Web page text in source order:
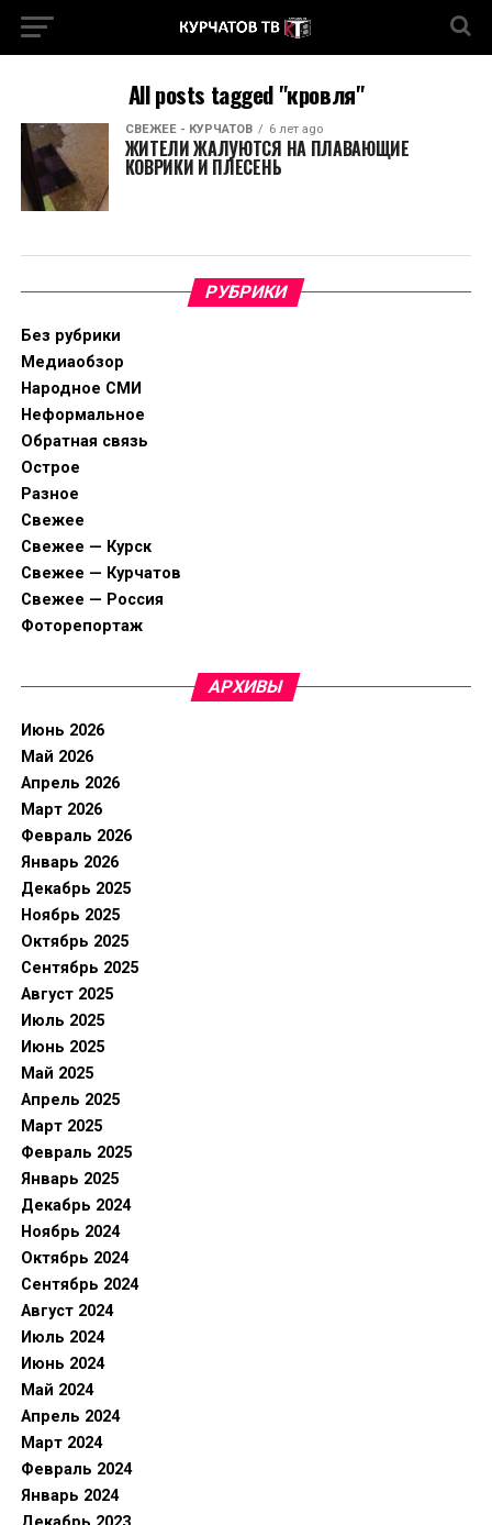
All posts tagged "кровля"
СВЕЖЕЕ - КУРЧАТОВ 6 лет ago
ЖИТЕЛИ ЖАЛУЮТСЯ НА ПЛАВАЮЩИЕ
КОВРИКИ И ПЛЕСЕНЬ
РУБРИКИ
Без рубрики
Медиаобзор
Народное СМИ
Неформальное
Обратная связь
Острое
Разное
Свежее
Свежее — Курск
Свежее — Курчатов
Свежее — Россия
Фоторепортаж
АРХИВЫ
Июнь 2026
Май 2026
Апрель 2026
Март 2026
Февраль 2026
Январь 2026
Декабрь 2025
Ноябрь 2025
Октябрь 2025
Сентябрь 2025
Август 2025
Июль 2025
Июнь 2025
Май 2025
Апрель 2025
Март 2025
Февраль 2025
Январь 2025
Декабрь 2024
Ноябрь 2024
Октябрь 2024
Сентябрь 2024
Август 2024
Июль 2024
Июнь 2024
Май 2024
Апрель 2024
Март 2024
Февраль 2024
Январь 2024